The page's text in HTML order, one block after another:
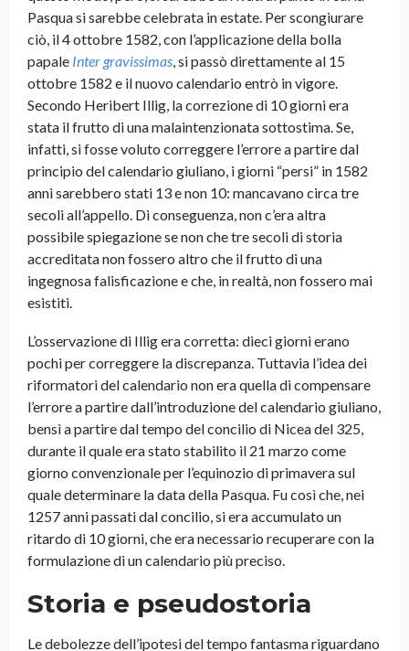
Pasqua si sarebbe celebrata in estate. Per scongiurare
ciò, il 4 ottobre 1582, con l’applicazione della bolla
papale Inter gravissimas, si passò direttamente al 15
ottobre 1582 e il nuovo calendario entrò in vigore.
Secondo Heribert Illig, la correzione di 10 giorni era
stata il frutto di una malaintenzionata sottostima. Se,
infatti, si fosse voluto correggere l’errore a partire dal
principio del calendario giuliano, i giorni “persi” in 1582
anni sarebbero stati 13 e non 10: mancavano circa tre
secoli all’appello. Di conseguenza, non c’era altra
possibile spiegazione se non che tre secoli di storia
accreditata non fossero altro che il frutto di una
ingegnosa falisficazione e che, in realtà, non fossero mai
esistiti.
L’osservazione di Illig era corretta: dieci giorni erano
pochi per correggere la discrepanza. Tuttavia l’idea dei
riformatori del calendario non era quella di compensare
l’errore a partire dall’introduzione del calendario giuliano,
bensì a partire dal tempo del concilio di Nicea del 325,
durante il quale era stato stabilito il 21 marzo come
giorno convenzionale per l’equinozio di primavera sul
quale determinare la data della Pasqua. Fu così che, nei
1257 anni passati dal concilio, si era accumulato un
ritardo di 10 giorni, che era necessario recuperare con la
formulazione di un calendario più preciso.
Storia e pseudostoria
Le debolezze dell’ipotesi del tempo fantasma riguardano